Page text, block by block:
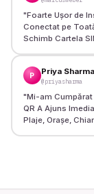
"Foarte Ușor de
Conectat pe
Schimb Cartela
P Priya Sharma
@priyasharma
"Mi-am
QR A Ajuns
Plaje, Orașe,